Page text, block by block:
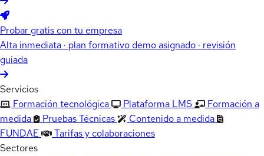
Probar gratis con tu empresa
Alta inmediata · plan formativo demo asignado · revisión
guiada
Servicios
Formación tecnológica
Plataforma LMS
Formación a
medida
Pruebas Técnicas
Contenido a medida
FUNDAE
Tarifas y colaboraciones
Sectores